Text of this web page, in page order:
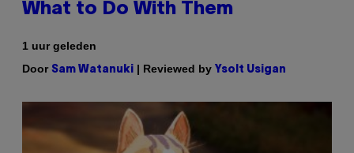
What to Do With Them
1 uur geleden
Door Sam Watanuki | Reviewed by Ysolt Usigan